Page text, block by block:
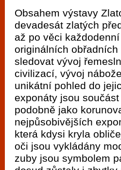
Obsahem výstavy
devadesát zlatých
až po věci
originálních
sledovat vývoj
civilizací, vývoj
unikátní pohled do
exponáty jsou
podobně jako
nejpůsobivějších
která kdysi kryla
oči jsou vykládány
zuby jsou symbolem